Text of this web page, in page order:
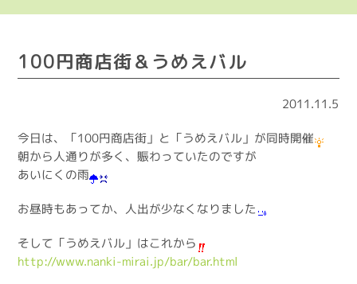
100円商店街＆うめえバル
2011.11.5
今日は、「100円商店街」と「うめえバル」が同時開催
朝から人通りが多く、賑わっていたのですが
あいにくの雨
お昼時もあってか、人出が少なくなりました
そして「うめえバル」はこれから
http://www.nanki-mirai.jp/bar/bar.html